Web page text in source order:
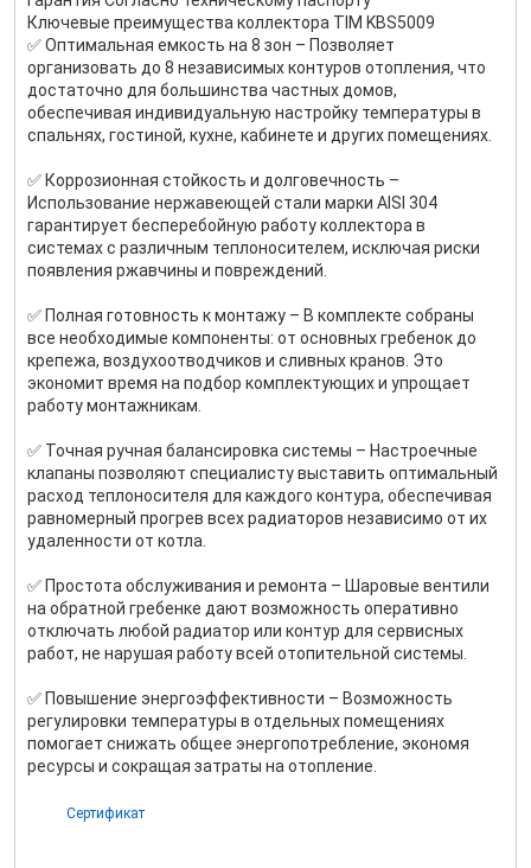
Ключевые преимущества коллектора TIM KBS5009
✅ Оптимальная емкость на 8 зон – Позволяет
организовать до 8 независимых контуров отопления, что
достаточно для большинства частных домов,
обеспечивая индивидуальную настройку температуры в
спальнях, гостиной, кухне, кабинете и других помещениях.
✅ Коррозионная стойкость и долговечность –
Использование нержавеющей стали марки AISI 304
гарантирует бесперебойную работу коллектора в
системах с различным теплоносителем, исключая риски
появления ржавчины и повреждений.
✅ Полная готовность к монтажу – В комплекте собраны
все необходимые компоненты: от основных гребенок до
крепежа, воздухоотводчиков и сливных кранов. Это
экономит время на подбор комплектующих и упрощает
работу монтажникам.
✅ Точная ручная балансировка системы – Настроечные
клапаны позволяют специалисту выставить оптимальный
расход теплоносителя для каждого контура, обеспечивая
равномерный прогрев всех радиаторов независимо от их
удаленности от котла.
✅ Простота обслуживания и ремонта – Шаровые вентили
на обратной гребенке дают возможность оперативно
отключать любой радиатор или контур для сервисных
работ, не нарушая работу всей отопительной системы.
✅ Повышение энергоэффективности – Возможность
регулировки температуры в отдельных помещениях
помогает снижать общее энергопотребление, экономя
ресурсы и сокращая затраты на отопление.
Сертификат